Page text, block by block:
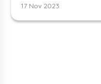
17 Nov 2023